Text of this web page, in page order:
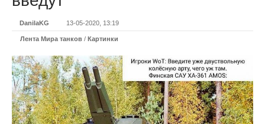
DanilaKG 13-05-2020, 13:19
Лента Мира танков / Картинки